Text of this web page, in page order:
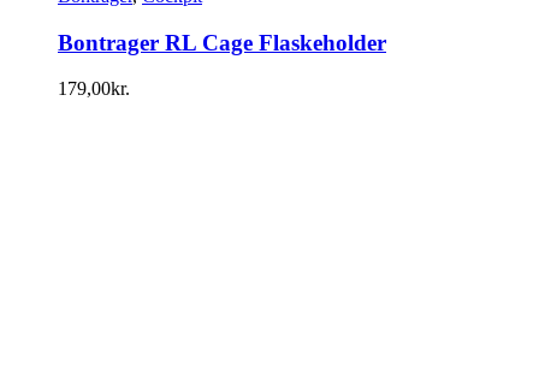
Bontrager RL Cage Flaskeholder
179,00kr.